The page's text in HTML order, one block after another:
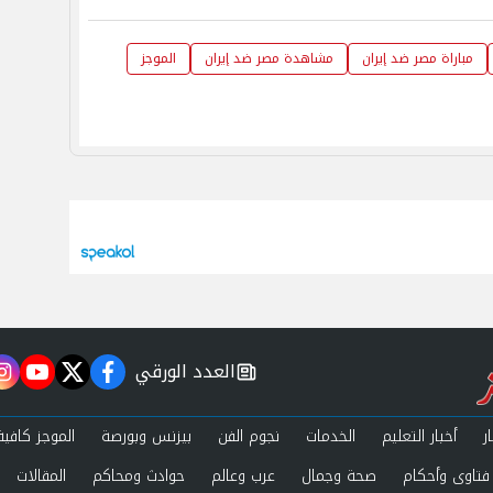
مباراة مصر ضد إيران مشاهدة مصر ضد إيران
الموجز
newspaper
العدد الورقي facebook
twitter
أخبار التعليم الخدمات نجوم الفن بيزنس وبورصة
الموجز
فتاوى وأحكام صحة وجمال عرب وعالم حوادث ومحاكم المقالات